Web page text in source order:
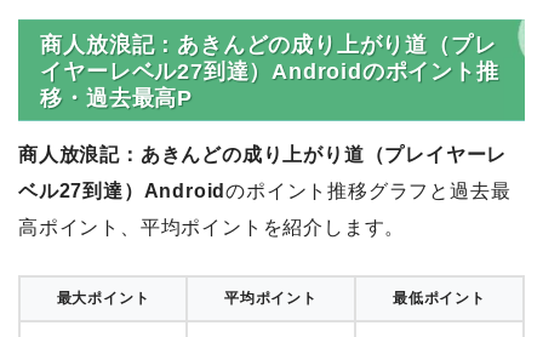
商人放浪記：あきんどの成り上がり道（プレ
イヤーレベル27到達）Androidのポイント推
移・過去最高P
商人放浪記：あきんどの成り上がり道（プレイヤーレ
ベル27到達）Androidのポイント推移グラフと過去最
高ポイント、平均ポイントを紹介します。
最大ポイント 平均ポイント 最低ポイント